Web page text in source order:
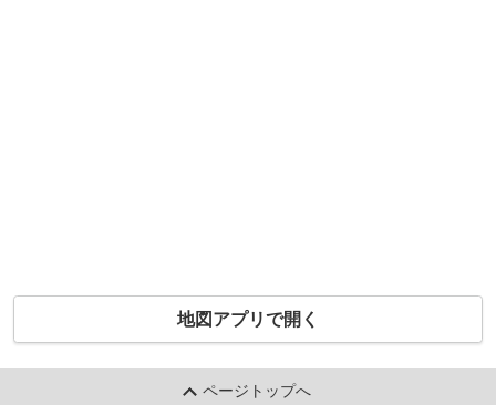
地図アプリで開く
ページトップへ